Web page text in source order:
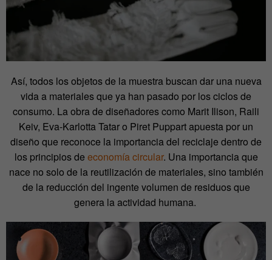
Así, todos los objetos de la muestra buscan dar una nueva
vida a materiales que ya han pasado por los ciclos de
consumo. La obra de diseñadores como Marit Ilison, Raili
Keiv, Eva-Karlotta Tatar o Piret Puppart apuesta por un
diseño que reconoce la importancia del reciclaje dentro de
los principios de economía circular. Una importancia que
nace no solo de la reutilización de materiales, sino también
de la reducción del ingente volumen de residuos que
genera la actividad humana.